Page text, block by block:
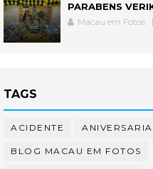
PARABENS
Macau em Fotos
TAGS
ACIDENTE
BLOG MACAU EM FOTOS